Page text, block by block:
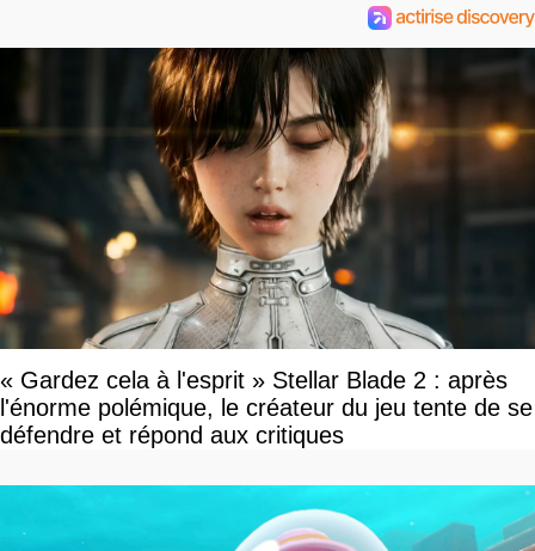
« Gardez cela à l'esprit » Stellar Blade 2 : après
l'énorme polémique, le créateur du jeu tente de se
défendre et répond aux critiques